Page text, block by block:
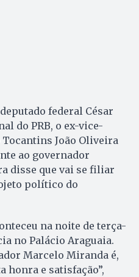
federal César
do PRB, o ex-vice-
João Oliveira
ao governador
disse que vai se filiar
político do
na noite de terça-
no Palácio Araguaia.
Marcelo Miranda é,
honra e satisfação”,